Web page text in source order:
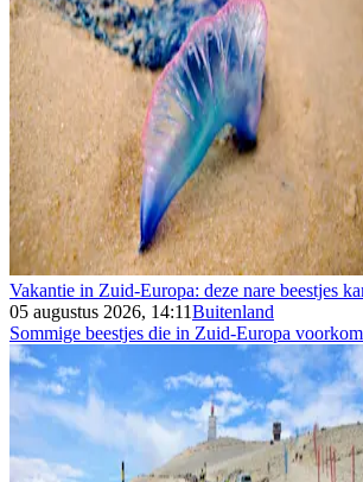
Vakantie in Zuid-Europa: deze nare beestjes
05 augustus 2026, 14:11Buitenland
Sommige beestjes die in Zuid-Europa